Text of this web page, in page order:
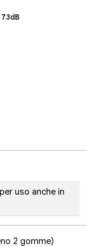
73dB
uso anche in
2 gomme)